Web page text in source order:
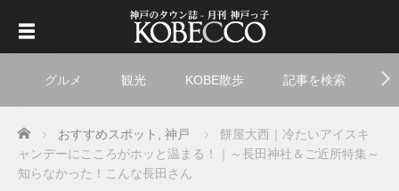
グルメ 観光 KOBE散歩 記事を検索
Home おすすめスポット 神戸
餅屋大西｜冷たいアイスキ
ャンデーにこころがホッと温まる！｜
～長田神社＆ご近所特集～
知らなかった！こんな長田さん